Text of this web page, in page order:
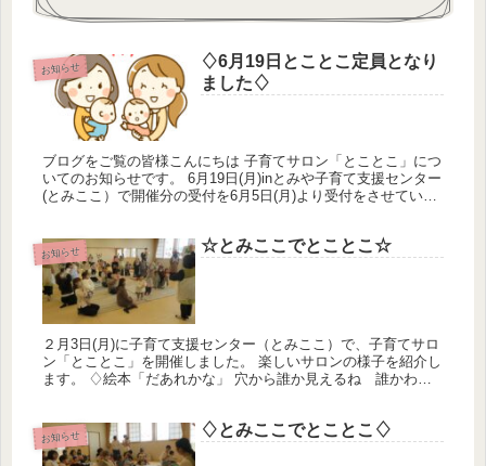
お知らせ
♢6月19日とことこ定員となり
ました♢
ブログをご覧の皆様こんにちは 子育てサロン「とことこ」につ
いてのお知らせです。 6月19日(月)inとみや子育て支援センター
(とみここ）で開催分の受付を6月5日(月)より受付をさせていた
お知らせ ☆とみここでとことこ☆
２月3日(月)に子育て支援センター（とみここ）で、子育てサロ
ン「とことこ」を開催しました。 楽しいサロンの様子を紹介し
ます。 ♢絵本「だあれかな」 穴から誰か見えるね 誰かわか
お知らせ ♢とみここでとことこ♢